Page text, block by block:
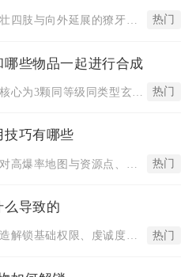
热门
些物品一起进行合成
热门
技巧有哪些
热门
么导致的
攻城掠地大祭司由主城民居改造解锁基础权限、虔诚度持续供奉、祭... 热门